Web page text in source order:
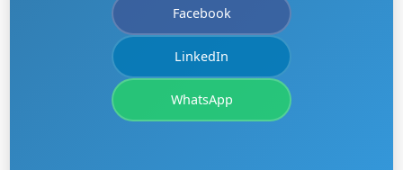
Facebook
LinkedIn
WhatsApp